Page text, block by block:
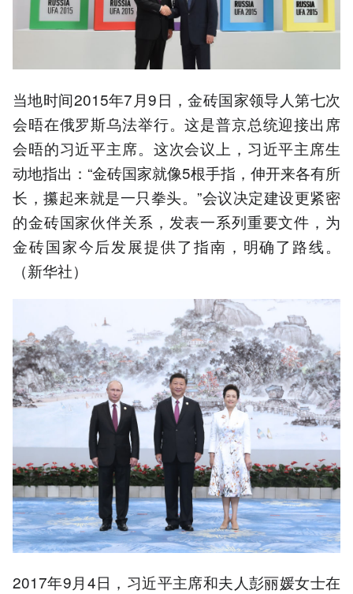
当地时间2015年7月9日，金砖国家领导人第七次
会晤在俄罗斯乌法举行。这是普京总统迎接出席
会晤的习近平主席。这次会议上，习近平主席生
动地指出：“金砖国家就像5根手指，伸开来各有所
长，攥起来就是一只拳头。”会议决定建设更紧密
的金砖国家伙伴关系，发表一系列重要文件，为
金砖国家今后发展提供了指南，明确了路线。
（新华社）
2017年9月4日，习近平主席和夫人彭丽媛女士在